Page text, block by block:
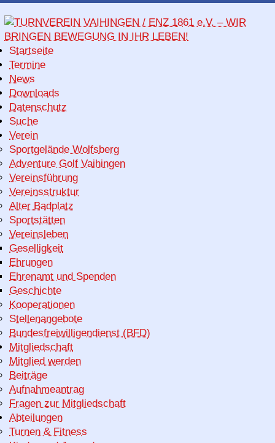
Startseite
Termine
News
Downloads
Datenschutz
Suche
Verein
Sportgelände Wolfsberg
Adventure Golf Vaihingen
Vereinsführung
Vereinsstruktur
Alter Badplatz
Sportstätten
Vereinsleben
Geselligkeit
Ehrungen
Ehrenamt und Spenden
Geschichte
Kooperationen
Stellenangebote
Bundesfreiwilligendienst (BFD)
Mitgliedschaft
Mitglied werden
Beiträge
Aufnahmeantrag
Fragen zur Mitgliedschaft
Abteilungen
Turnen & Fitness